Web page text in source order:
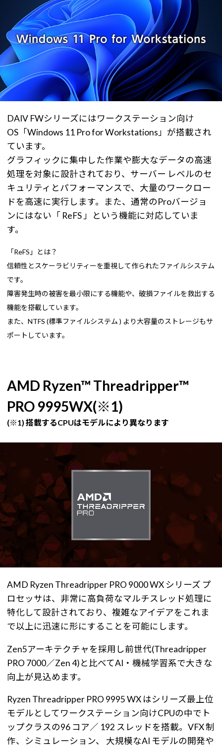
DAIV FWシリーズにはワークステーション向け
OS「Windows 11 Pro for Workstations」が搭載され
ています。
グラフィックに集中した作業や膨大なデータの高速
処理を対象に設計されており、サーバー レベルのセ
キュリティとパフォーマンスで、大量のワークロー
ドを高速に実行します。また、通常のProバージョ
ンにはない「 ReFS 」という機能に対応していま
す。
「ReFS」とは？
信頼性とスケーラビリティーを重視して作られたファイルシステム
です。
障害発生時の被害を最小限にする機能や、破損ファイルを救出する
機能を搭載しています。
また、NTFS (標準ファイルシステム ) より大容量のストレージもサ
ポートしています。
AMD Ryzen™ Threadripper™
PRO 9995WX(※1)
(※1) 搭載するCPUはモデルにより異なります
AMD Ryzen Threadripper PRO 9000 WX シリーズ プ
ロセッサは、非常に高負荷なマルチスレッド処理に
特化して設計されており、複雑なアイデアをこれま
で以上に迅速に形にすることを可能にします。
Zen5アーキテクチャを採用し前世代(Threadripper
PRO 7000／Zen 4)と比べてAI・機械学習系で大きな
向上が見込めます。
Ryzen Threadripper PRO 9995 WX はシリーズ最上位
モデルとしてワークステーション向けCPUの中でト
ップクラスの96 コア／ 192 スレッドを搭載。VFX 制
作、シミュレーション、 大規模なAI モデルの開発や